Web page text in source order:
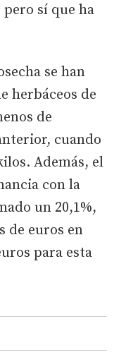
sí que ha
se han
herbáceos de
de
cuando
Además, el
con la
un 20,1%,
de euros en
para esta